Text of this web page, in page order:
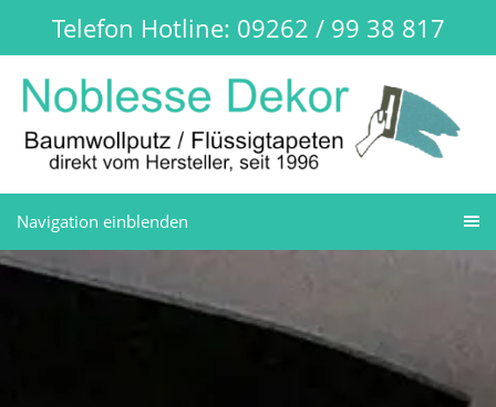
Telefon Hotline: 09262 / 99 38 817
Navigation einblenden